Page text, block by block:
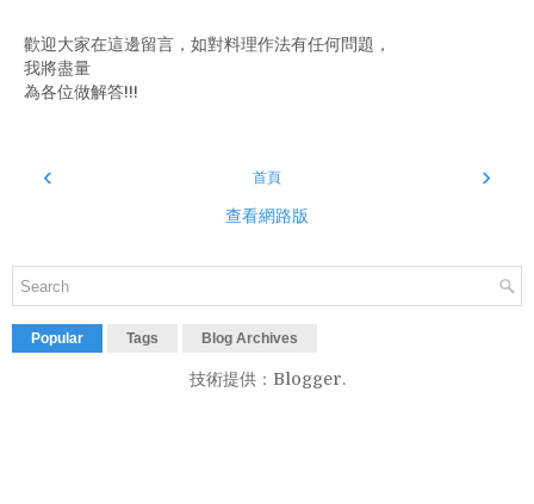
歡迎大家在這邊留言，如對料理作法有任何問題，
我將盡量
為各位做解答!!!
‹ ›
首頁
查看網路版
Popular Tags Blog Archives
技術提供： Blogger.